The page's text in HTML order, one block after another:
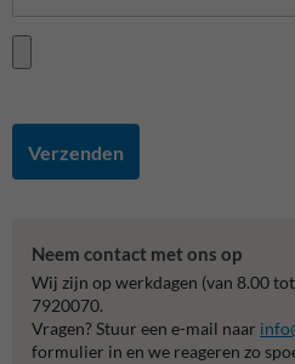
Verzenden
Neem contact met ons op
Wij zijn op werkdagen (van 8.00
7920070.
Vragen? Stuur een e-mail naar
formulier in en we reageren zo